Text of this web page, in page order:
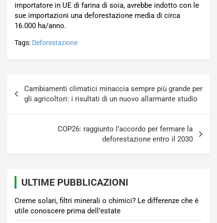
importatore in UE di farina di soia, avrebbe indotto con le
sue importazioni una deforestazione media di circa
16.000 ha/anno.
Tags: Deforestazione
articoli
Cambiamenti climatici minaccia sempre più grande per
gli agricoltori: i risultati di un nuovo allarmante studio
COP26: raggiunto l’accordo per fermare la
deforestazione entro il 2030
ULTIME PUBBLICAZIONI
Creme solari, filtri minerali o chimici? Le differenze che è
utile conoscere prima dell’estate